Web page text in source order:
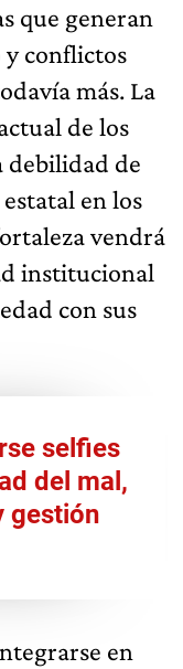
que generan
conflictos
más. La
de los
debilidad de
en los
vendrá
institucional
con sus
selfies
del mal,
gestión
en